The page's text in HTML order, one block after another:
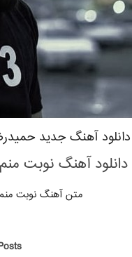
دانلود آهنگ جدید
دانلود آهنگ نوبت
متن آهنگ نوبت